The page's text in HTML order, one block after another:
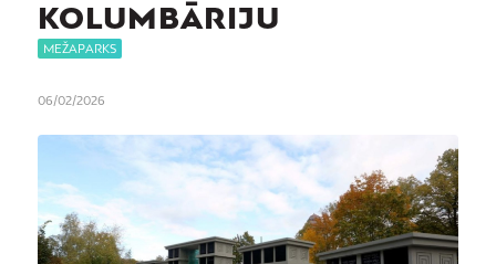
KOLUMBĀRIJU
MEŽAPARKS
06/02/2026